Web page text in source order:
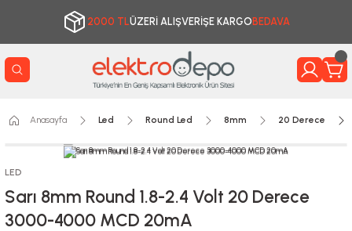
2000 TLÜZERİ ALIŞVERİŞE KARGO BEDAVA
Anasayfa Led Round Led 8mm 20 Derece
LED
Sarı 8mm Round 1.8-2.4 Volt 20 Derece
3000-4000 MCD 20mA